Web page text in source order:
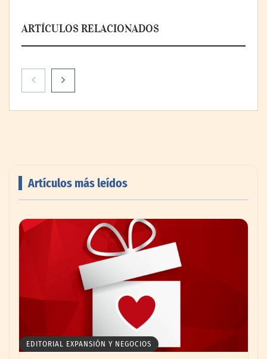
ARTÍCULOS RELACIONADOS
Theriva™ Biologics anuncia que se ha
administrado la primera dosis a un
Canarias consolida un festival
internacional donde deporte, cultura,
familia y naturaleza se dan la mano
Artículos más leídos
EDITORIAL EXPANSIÓN Y NEGOCIOS